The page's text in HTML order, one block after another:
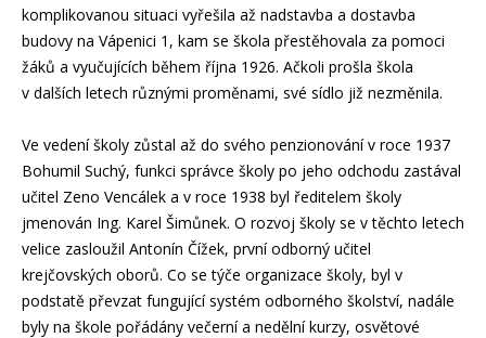
komplikovanou situaci vyřešila až nadstavba a dostavba
budovy na Vápenici 1, kam se škola přestěhovala za pomoci
žáků a vyučujících během října 1926. Ačkoli prošla škola
v dalších letech různými proměnami, své sídlo již nezměnila.
Ve vedení školy zůstal až do svého penzionování v roce 1937
Bohumil Suchý, funkci správce školy po jeho odchodu zastával
učitel Zeno Vencálek a v roce 1938 byl ředitelem školy
jmenován Ing. Karel Šimůnek. O rozvoj školy se v těchto letech
velice zasloužil Antonín Čížek, první odborný učitel
krejčovských oborů. Co se týče organizace školy, byl v
podstatě převzat fungující systém odborného školství, nadále
byly na škole pořádány večerní a nedělní kurzy, osvětové